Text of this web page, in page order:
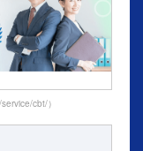
cbt/）